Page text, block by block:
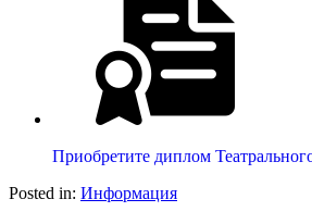
Приобретите диплом
Posted in: Информация